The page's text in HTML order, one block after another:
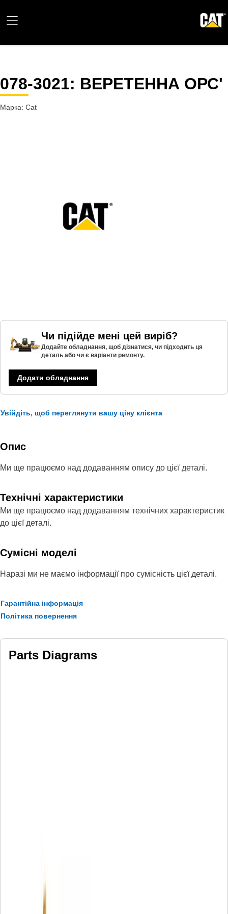
078-3021: ВЕРЕТЕННА ОРС'
Марка: Cat
Чи підійде мені цей виріб?
Додайте обладнання, щоб дізнатися, чи підходить ця
деталь або чи є варіанти ремонту.
Додати обладнання
Увійдіть, щоб переглянути вашу ціну клієнта
Опис
Ми ще працюємо над додаванням опису до цієї деталі.
Технічні характеристики
Ми ще працюємо над додаванням технічних характеристик
до цієї деталі.
Сумісні моделі
Наразі ми не маємо інформації про сумісність цієї деталі.
Гарантійна інформація
Політика повернення
Parts Diagrams